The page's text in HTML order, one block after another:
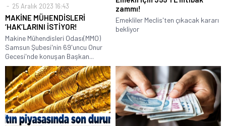
25 Aralık 2023 16:43
MAKİNE MÜHENDİSLERİ
‘HAK’LARINI İSTİYOR!
Makine Mühendisleri Odası(MMO)
Samsun Şubesi'nin 69'uncu Onur
Gecesi'nde konuşan Başkan...
zammı!
Emekliler Meclis'ten çıkacak kararı
bekliyor